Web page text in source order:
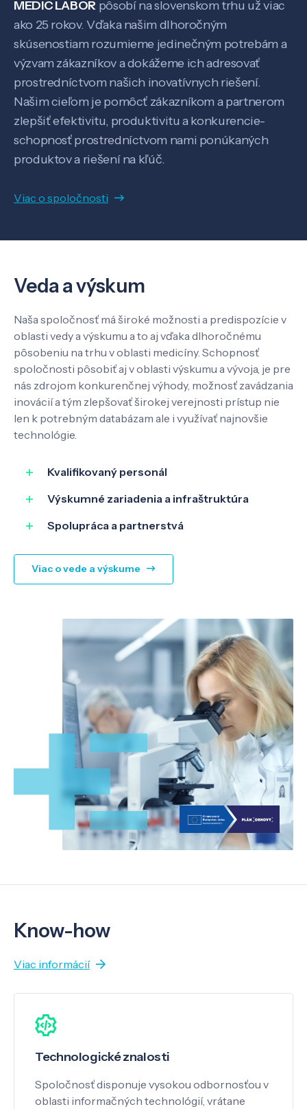
Pôsobenie
Know-how
O nás
MEDIC LABOR pôsobí na slovenskom trhu už viac
ako 25 rokov. Vďaka našim dlhoročným
skúsenostiam rozumieme jedinečným potrebám a
výzvam zákazníkov a dokážeme ich adresovať
prostredníctvom našich inovatívnych riešení.
Našim cieľom je pomôcť zákazníkom a partnerom
zlepšiť efektivitu, produktivitu a konkurencie-
schopnosť prostredníctvom nami ponúkaných
produktov a riešení na kľúč.
Viac o spoločnosti
Veda a výskum
Naša spoločnosť má široké možnosti a predispozície v
oblasti vedy a výskumu a to aj vďaka dlhoročnému
pôsobeniu na trhu v oblasti medicíny. Schopnosť
spoločnosti pôsobiť aj v oblasti výskumu a vývoja, je pre
nás zdrojom konkurenčnej výhody, možnosť zavádzania
inovácií a tým zlepšovať širokej verejnosti prístup nie
len k potrebným databázam ale i využívať najnovšie
technológie.
Kvalifikovaný personál
Výskumné zariadenia a infraštruktúra
Spolupráca a partnerstvá
Viac o vede a výskume
Know-how
Viac informácií
Technologické znalosti
Spoločnosť disponuje vysokou odbornosťou v
oblasti informačných technológií, vrátane